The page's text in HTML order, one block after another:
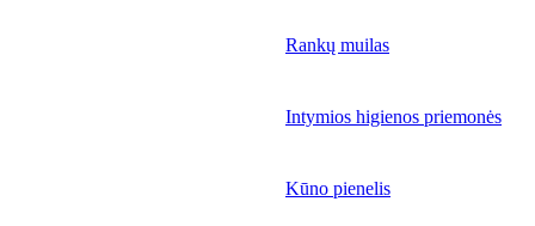
Rankų muilas
Intymios higienos priemonės
Kūno pienelis